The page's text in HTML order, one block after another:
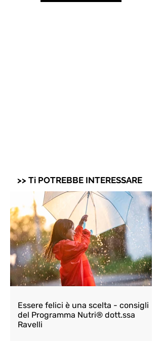
>> Ti POTREBBE INTERESSARE
Essere felici è una scelta - consigli
del Programma Nutri® dott.ssa
Ravelli